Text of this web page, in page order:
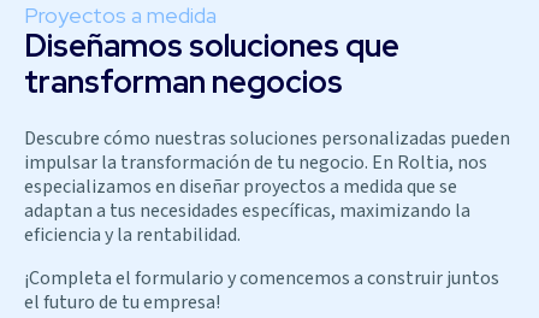
Proyectos a medida
Diseñamos soluciones que
transforman negocios
Descubre cómo nuestras soluciones personalizadas pueden
impulsar la transformación de tu negocio. En Roltia, nos
especializamos en diseñar proyectos a medida que se
adaptan a tus necesidades específicas, maximizando la
eficiencia y la rentabilidad.
¡Completa el formulario y comencemos a construir juntos
el futuro de tu empresa!